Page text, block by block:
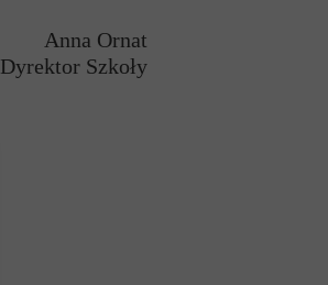
Anna Ornat
Dyrektor Szkoły